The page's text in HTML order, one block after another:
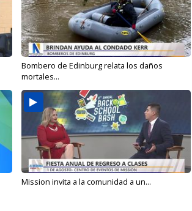
Bombero de Edinburg relata los daños
mortales...
Mission invita a la comunidad a un...